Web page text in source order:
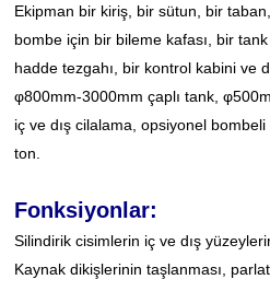
Ekipman bir kiriş, bir sütun, bir
bombe için bir bileme kafası, bir
hadde tezgahı, bir kontrol kabini ve
φ800mm-3000mm çaplı tank,
iç ve dış cilalama, opsiyonel
ton.
Fonksiyonlar:
Silindirik cisimlerin iç ve dış
Kaynak dikişlerinin taşlanması,